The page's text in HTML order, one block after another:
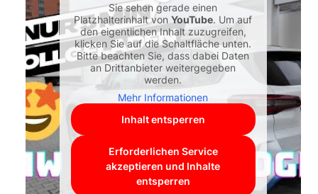
Sie sehen gerade einen
Platzhalterinhalt vonYouTube. Um auf
den eigentlichen Inhalt zuzugreifen,
klicken Sie auf die Schaltfläche unten.
Bitte beachten Sie, dass dabei Daten
an Drittanbieter weitergegeben
werden.
Mehr Informationen
Inhalt entsperren
Erforderlichen Service
akzeptieren und Inhalte
entsperren